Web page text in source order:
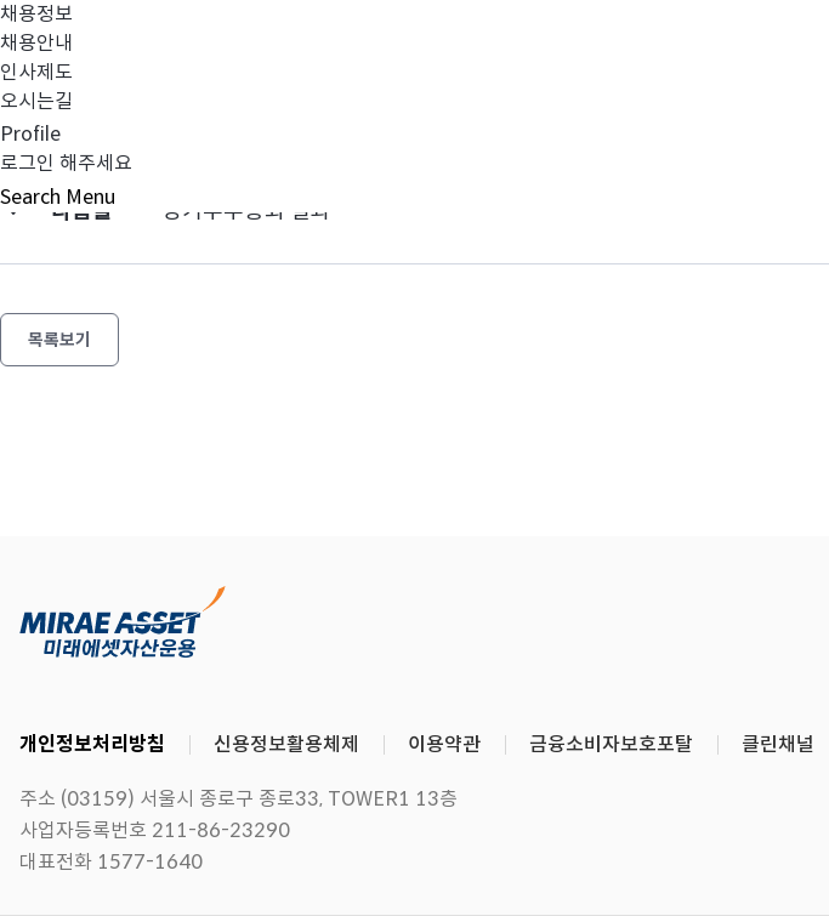
채용정보
채용안내
인사제도
오시는길
Profile
로그인 해주세요
Search Menu
이전글
다음글 정기주주총회 결과
목록보기
개인정보처리방침 신용정보활용체제 이용약관 금융소비자보호포탈 클린채널
주소 (03159) 서울시 종로구 종로33, TOWER1 13층
사업자등록번호 211-86-23290
대표전화 1577-1640